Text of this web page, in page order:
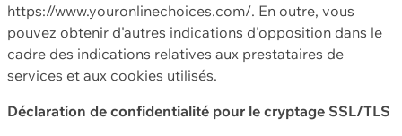
https://www.youronlinechoices.com/. En outre, vous
pouvez obtenir d'autres indications d'opposition dans le
cadre des indications relatives aux prestataires de
services et aux cookies utilisés.
Déclaration de confidentialité pour le cryptage SSL/TLS